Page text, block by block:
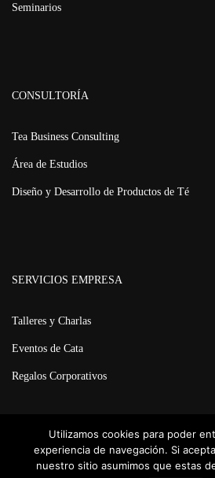
Seminarios
CONSULTORÍA
Tea Business Consulting
Área de Estudios
Diseño y Desarrollo de Productos de Té
SERVICIOS EMPRESA
Talleres y Charlas
Eventos de Cata
Regalos Corporativos
Powered by Tea Institute Latinoamérica®
Utilizamos cookies para poder
experiencia de navegación. Si
nuestro sitio asumimos que estas